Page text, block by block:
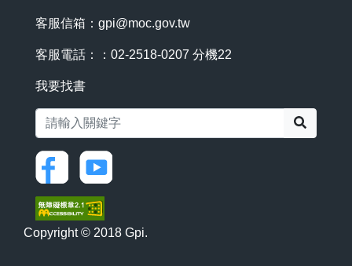
客服信箱： gpi@moc.gov.tw
客服電話：：02-2518-0207 分機22
我要找書
Copyright © 2018 Gpi.